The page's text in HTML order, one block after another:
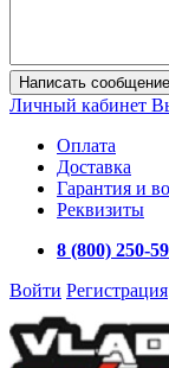
Написать сообщение
Личный кабинет
Оплата
Доставка
Гарантия и
Реквизиты
8 (800) 250-
Войти Регистрация